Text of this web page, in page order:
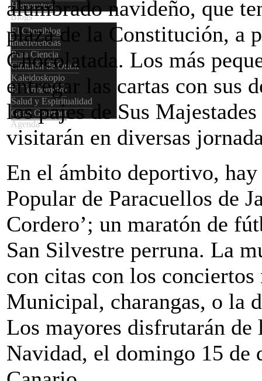
Hemeroteca
Blogs
El Choniblog
Interferencias
Pura Ciencia
Cinturón de Orión
Kaleidoskopio
El Termómetro
Salud y Espiritualidad
Geno Gourmet
Agenda
alumbrado navideño, que
plaza de la Constitución, a
Chocolatada. Los más
entregar las cartas con sus
los pajes de Sus
visitarán en diversas
En el ámbito deportivo,
Popular de Paracuellos de
Cordero’; un maratón de
San Silvestre perruna. La
con citas con los
Municipal, charangas, o la
Los mayores disfrutarán
Navidad, el domingo 15 de